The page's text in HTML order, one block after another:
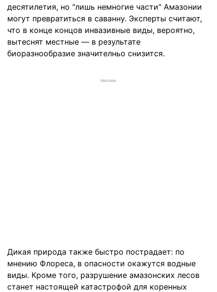
десятилетия, но "лишь немногие части" Амазонии
могут превратиться в саванну. Эксперты считают,
что в конце концов инвазивные виды, вероятно,
вытеснят местные — в результате
биоразнообразие значителньо снизится.
РЕКЛАМА
Дикая природа также быстро пострадает: по
мнению Флореса, в опасности окажутся водные
виды. Кроме того, разрушение амазонских лесов
станет настоящей катастрофой для коренных